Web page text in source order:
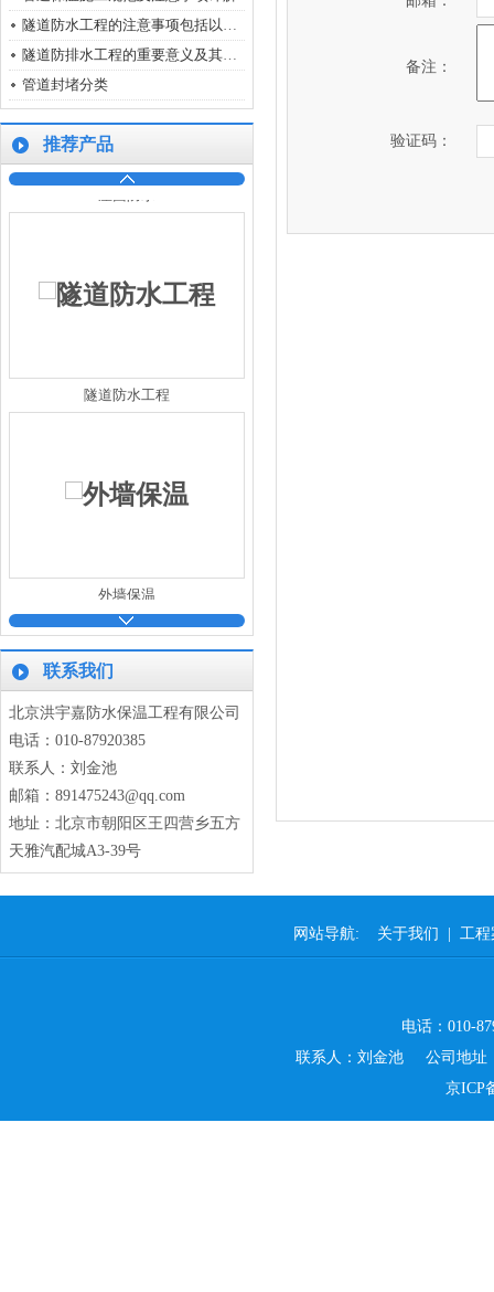
‌隧道防水工程的注意事项包括以下几个方面‌
隧道防排水工程的重要意义及其质量控制要点
管道封堵分类
推荐产品
屋面防水
隧道防水工程
外墙保温
联系我们
北京洪宇嘉防水保温工程有限公司
电话：010-87920385
联系人：刘金池
邮箱：891475243@qq.com
地址：北京市朝阳区王四营乡五方
天雅汽配城A3-39号
备注：
验证码：
网站导航: 关于我们 工程
电话：010-
联系人：刘金池 公司地址
京ICP